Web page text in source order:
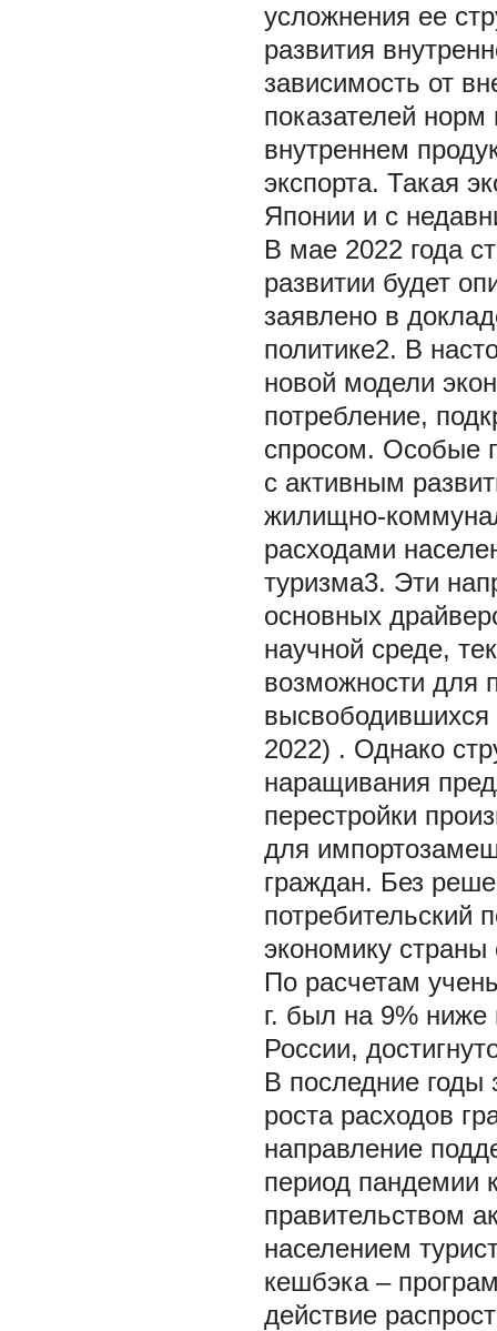
усложнения ее
развития
зависимость от
показателей
внутреннем
экспорта. Такая
Японии и с
В мае 2022 года
развитии будет
заявлено в
политике2. В
новой модели
потребление,
спросом. Особые
с активным
жилищно-
расходами
туризма3. Эти
основных
научной среде,
возможности для
2022) . Однако
наращивания
перестройки
для
граждан. Без
потребительский
экономику страны
По расчетам
г. был на 9% ниже
России,
В последние
роста расходов
направление
период пандемии
правительством
населением
кешбэка –
действие